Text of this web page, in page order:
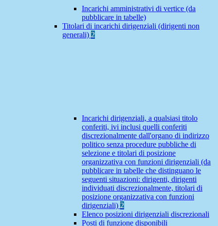
Incarichi amministrativi di vertice (da
pubblicare in tabelle)
Titolari di incarichi dirigenziali (dirigenti non
generali) 2
Incarichi dirigenziali, a qualsiasi titolo
conferiti, ivi inclusi quelli conferiti
discrezionalmente dall'organo di indirizzo
politico senza procedure pubbliche di
selezione e titolari di posizione
organizzativa con funzioni dirigenziali (da
pubblicare in tabelle che distinguano le
seguenti situazioni: dirigenti, dirigenti
individuati discrezionalmente, titolari di
posizione organizzativa con funzioni
dirigenziali) 2
Elenco posizioni dirigenziali discrezionali
Posti di funzione disponibili